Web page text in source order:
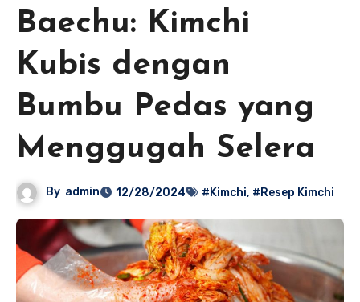
Baechu: Kimchi
Kubis dengan
Bumbu Pedas yang
Menggugah Selera
By admin 12/28/2024 #Kimchi, #Resep Kimchi